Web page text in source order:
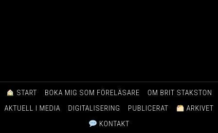
START BOKA MIG SOM FÖRELÄSARE
OM BRIT STAKSTON
AKTUELL I MEDIA
DIGITALISERING PUBLICERAT
ARKIVET
KONTAKT